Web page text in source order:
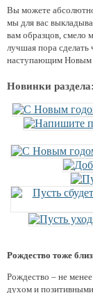
Вы можете
мы для вас
вам образцов, смело
лучшая пора
наступающим Новым
Новинки раздела:
Рождество тоже
Рождество – не
духом и